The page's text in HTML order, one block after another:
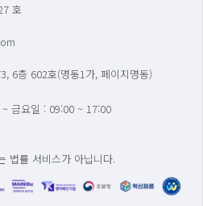
호
6층 602호(명동1가, 페이지명동)
금요일 : 09:00 ~ 17:00
법률 서비스가 아닙니다.